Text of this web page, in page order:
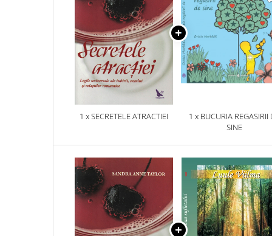
1 x SECRETELE ATRACTIEI
1 x BUCURIA REGASIRII
SINE